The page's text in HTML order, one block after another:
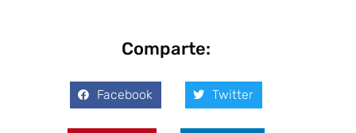
Comparte:
Facebook Twitter